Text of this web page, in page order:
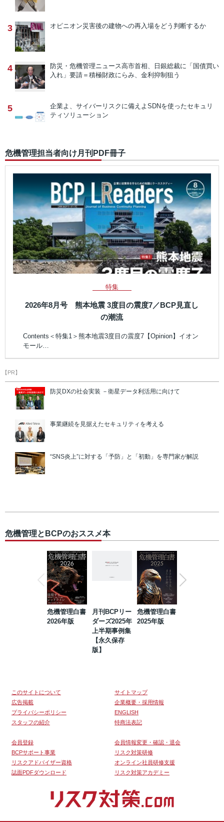
3 オピニオン災害後の建物への再入場をどう判断するか
4 防災・危機管理ニュース高市首相、日銀総裁に「国債買い
入れ」要請＝積極財政にらみ、金利抑制狙う
5 企業よ、サイバーリスクに備えよ SDNを使ったセキュリ
ティソリューション
危機管理担当者向け月刊PDF冊子
特集
2026年8月号 熊本地震 3度目の震度7／BCP見直し
の潮流
Contents＜特集1＞熊本地震3度目の震度7【Opinion】イオン
モール…
【PR】
防災DXの社会実装 －衛星データ利活用に向けて
事業継続を見据えたセキュリティを考える
“SNS炎上”に対する「予防」と「初動」を専門家が解説
危機管理とBCPのおススメ本
危機管理白書
2026年版
月刊BCPリー
ダーズ2025年
上半期事例集
【永久保存
版】
危機管理白書
2025年版
このサイトについて
サイトマップ
広告掲載
企業概要・採用情報
プライバシーポリシー
ENGLISH
スタッフの紹介
特商法表記
会員登録
会員情報変更・確認・退会
BCPサポート事業
リスク対策研修
リスクアドバイザー資格
オンライン社員研修支援
誌面PDFダウンロード
リスク対策アカデミー